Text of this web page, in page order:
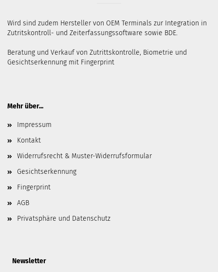
Wird sind zudem Hersteller von OEM Terminals zur Integration in
Zutritskontroll- und Zeiterfassungssoftware sowie BDE.
Beratung und Verkauf von Zutrittskontrolle, Biometrie und
Gesichtserkennung mit Fingerprint
Mehr über...
Impressum
Kontakt
Widerrufsrecht & Muster-Widerrufsformular
Gesichtserkennung
Fingerprint
AGB
Privatsphäre und Datenschutz
Newsletter